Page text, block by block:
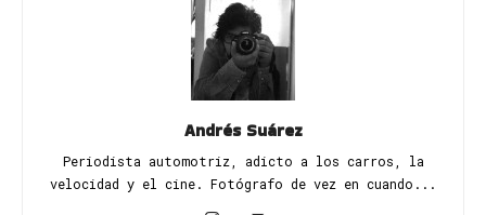
Andrés Suárez
Periodista automotriz, adicto a los carros, la
velocidad y el cine. Fotógrafo de vez en cuando...